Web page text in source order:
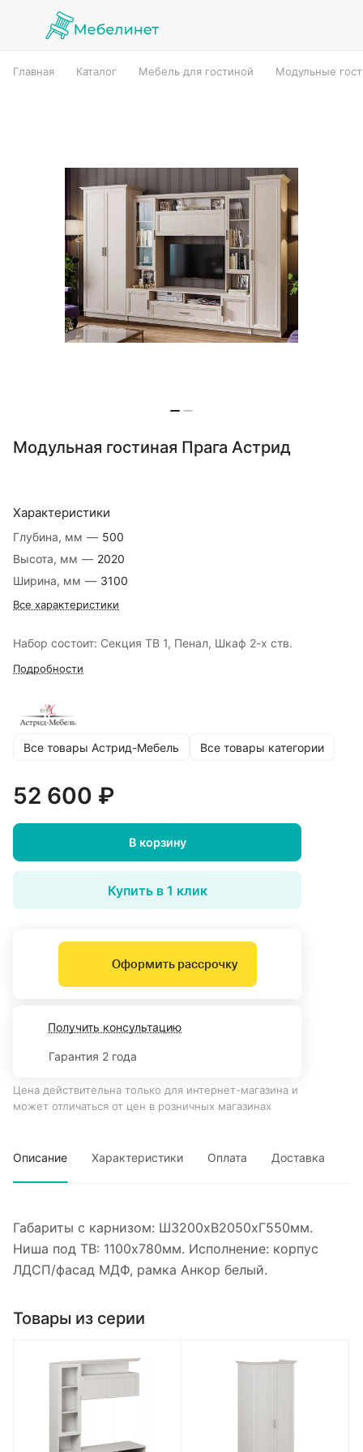
Главная Каталог Мебель для гостиной Модульные
Модульная гостиная Прага Астрид
Характеристики
Глубина, мм — 500
Высота, мм — 2020
Ширина, мм — 3100
Все характеристики
Набор состоит: Секция ТВ 1, Пенал, Шкаф 2-х ств.
Подробности
Все товары Астрид-Мебель Все товары категории
52 600 ₽
В корзину
Купить в 1 клик
Оформить рассрочку
Получить консультацию
Гарантия 2 года
Цена действительна только для интернет-магазина и
может отличаться от цен в розничных магазинах
Описание Характеристики Оплата Доставка
Габариты с карнизом: Ш3200хВ2050хГ550мм.
Ниша под ТВ: 1100х780мм. Исполнение: корпус
ЛДСП/фасад МДФ, рамка Анкор белый.
Товары из серии